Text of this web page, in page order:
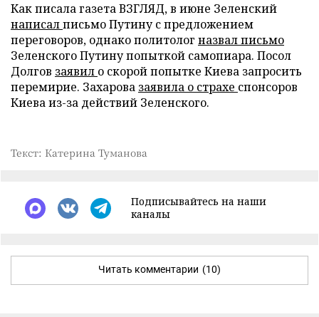
Как писала газета ВЗГЛЯД, в июне Зеленский
написалписьмо Путину с предложением
переговоров, однако политолог назвал письмо
Зеленского Путину попыткой самопиара. Посол
Долгов заявил о скорой попытке Киева запросить
перемирие. Захарова заявила о страхе спонсоров
Киева из-за действий Зеленского.
Текст: Катерина Туманова
Подписывайтесь на наши
каналы
Читать комментарии (10)